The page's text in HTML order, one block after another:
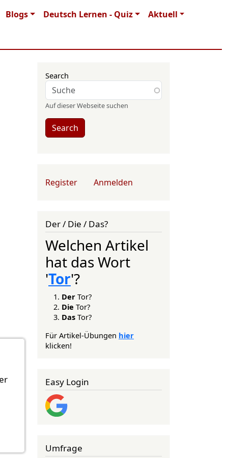
Blogs Deutsch Lernen - Quiz
Aktuell
Search
Auf dieser Webseite suchen
Search
User account menu
Register Anmelden
Der / Die / Das?
Welchen Artikel
hat das Wort
'Tor'?
Der Tor?
Die Tor?
Das Tor?
Für Artikel-Übungen hier
klicken!
Easy Login
Umfrage